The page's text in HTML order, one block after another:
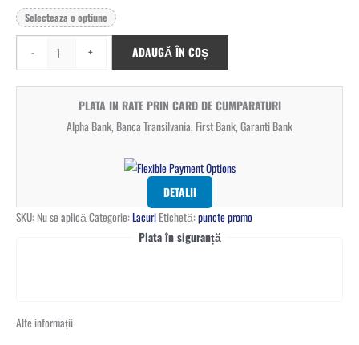
Selecteaza o optiune
- + ADAUGĂ ÎN COȘ
PLATA IN RATE PRIN CARD DE CUMPARATURI
Alpha Bank, Banca Transilvania, First Bank, Garanti Bank
DETALII
SKU: Nu se aplică Categorie:Lacuri Etichetă:puncte promo
Plata în siguranță
Alte informații